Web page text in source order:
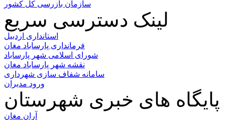
سازمان بازرسی کل کشور
لینک دسترسی سریع
استانداری اردبیل
فرمانداری پارساباد مغان
شورای اسلامی شهر پارساباد
نقشه شهر پارساباد مغان
سامانه شفاف سازی شهرداری
ورود مدیران
پایگاه های خبری شهرستان
آران مغان